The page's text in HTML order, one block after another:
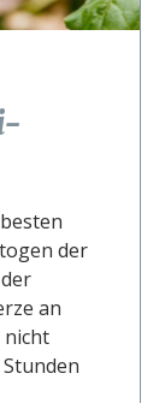
der
an
nicht